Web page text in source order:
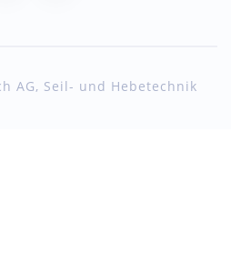
AG, Seil- und Hebetechnik